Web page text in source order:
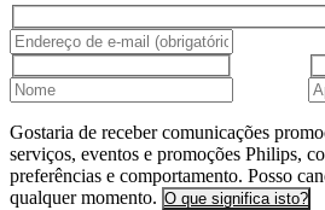
Gostaria de receber comunicações
serviços, eventos e promoções Philips,
preferências e comportamento. Posso
qualquer momento. O que significa isto?